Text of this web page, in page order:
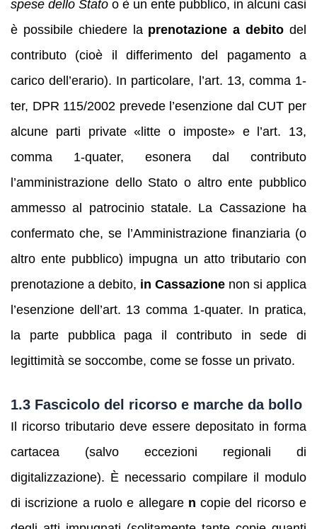
spese dello Stato o è un ente pubblico, in alcuni casi
è possibile chiedere la prenotazione a debito del
contributo (cioè il differimento del pagamento a
carico dell’erario). In particolare, l’art. 13, comma 1-
ter, DPR 115/2002 prevede l’esenzione dal CUT per
alcune parti private «litte o imposte» e l’art. 13,
comma 1-quater, esonera dal contributo
l’amministrazione dello Stato o altro ente pubblico
ammesso al patrocinio statale. La Cassazione ha
confermato che, se l’Amministrazione finanziaria (o
altro ente pubblico) impugna un atto tributario con
prenotazione a debito, in Cassazione non si applica
l’esenzione dell’art. 13 comma 1-quater. In pratica,
la parte pubblica paga il contributo in sede di
legittimità se soccombe, come se fosse un privato.
1.3 Fascicolo del ricorso e marche da bollo
Il ricorso tributario deve essere depositato in forma
cartacea (salvo eccezioni regionali di
digitalizzazione). È necessario compilare il modulo
di iscrizione a ruolo e allegare n copie del ricorso e